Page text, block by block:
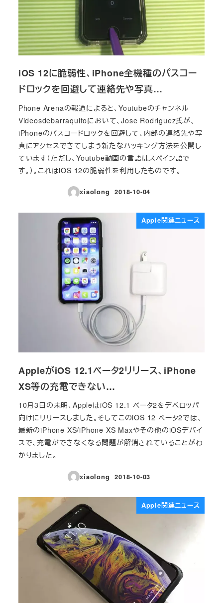
iOS 12に脆弱性、iPhone全機種のパスコー
ドロックを回避して連絡先や写真…
Phone Arenaの報道によると、Youtubeのチャンネル
Videosdebarraquitoにおいて、Jose Rodriguez氏が、
iPhoneのパスコードロックを回避して、内部の連絡先や写
真にアクセスできてしまう新たなハッキング方法を公開し
ています（ただし、Youtube動画の言語はスペイン語で
す。）。これはiOS 12の脆弱性を利用したものです。
xiaolong
投稿日
2018-10-04
Apple関連ニュース
AppleがiOS 12.1ベータ2リリース、iPhone
XS等の充電できない…
10月3日の未明、AppleはiOS 12.1 ベータ2をデベロッパ
向けにリリースしました。そしてこのiOS 12 ベータ2では、
最新のiPhone XS/iPhone XS Maxやその他のiOSデバイ
スで、充電ができなくなる問題が解消されていることがわ
かりました。
xiaolong
投稿日
2018-10-03
Apple関連ニュース